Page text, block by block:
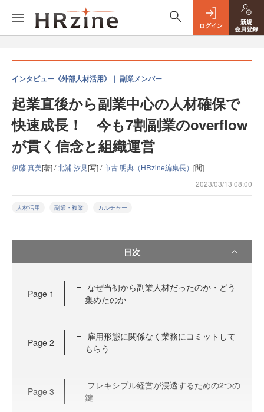
ログイン
新規
会員登録
インタビュー《外部人材活用》｜ 副業メンバー
起業直後から副業中心の人材確保で
快速成長！ 今も7割副業のoverflow
が貫く信念と組織運営
伊藤 真美[著] /北浦 汐見[写] /市古 明典（HRzine編集長） [聞]
2023/03/13 08:00
人材活用 副業・複業 カルチャー
目次
Page 1
なぜ当初から副業人材だったのか・どう
集めたのか
Page 2
雇用形態に関係なく業務にコミットして
もらう
Page 3
フレキシブル経営が浸透するための2つの
鍵